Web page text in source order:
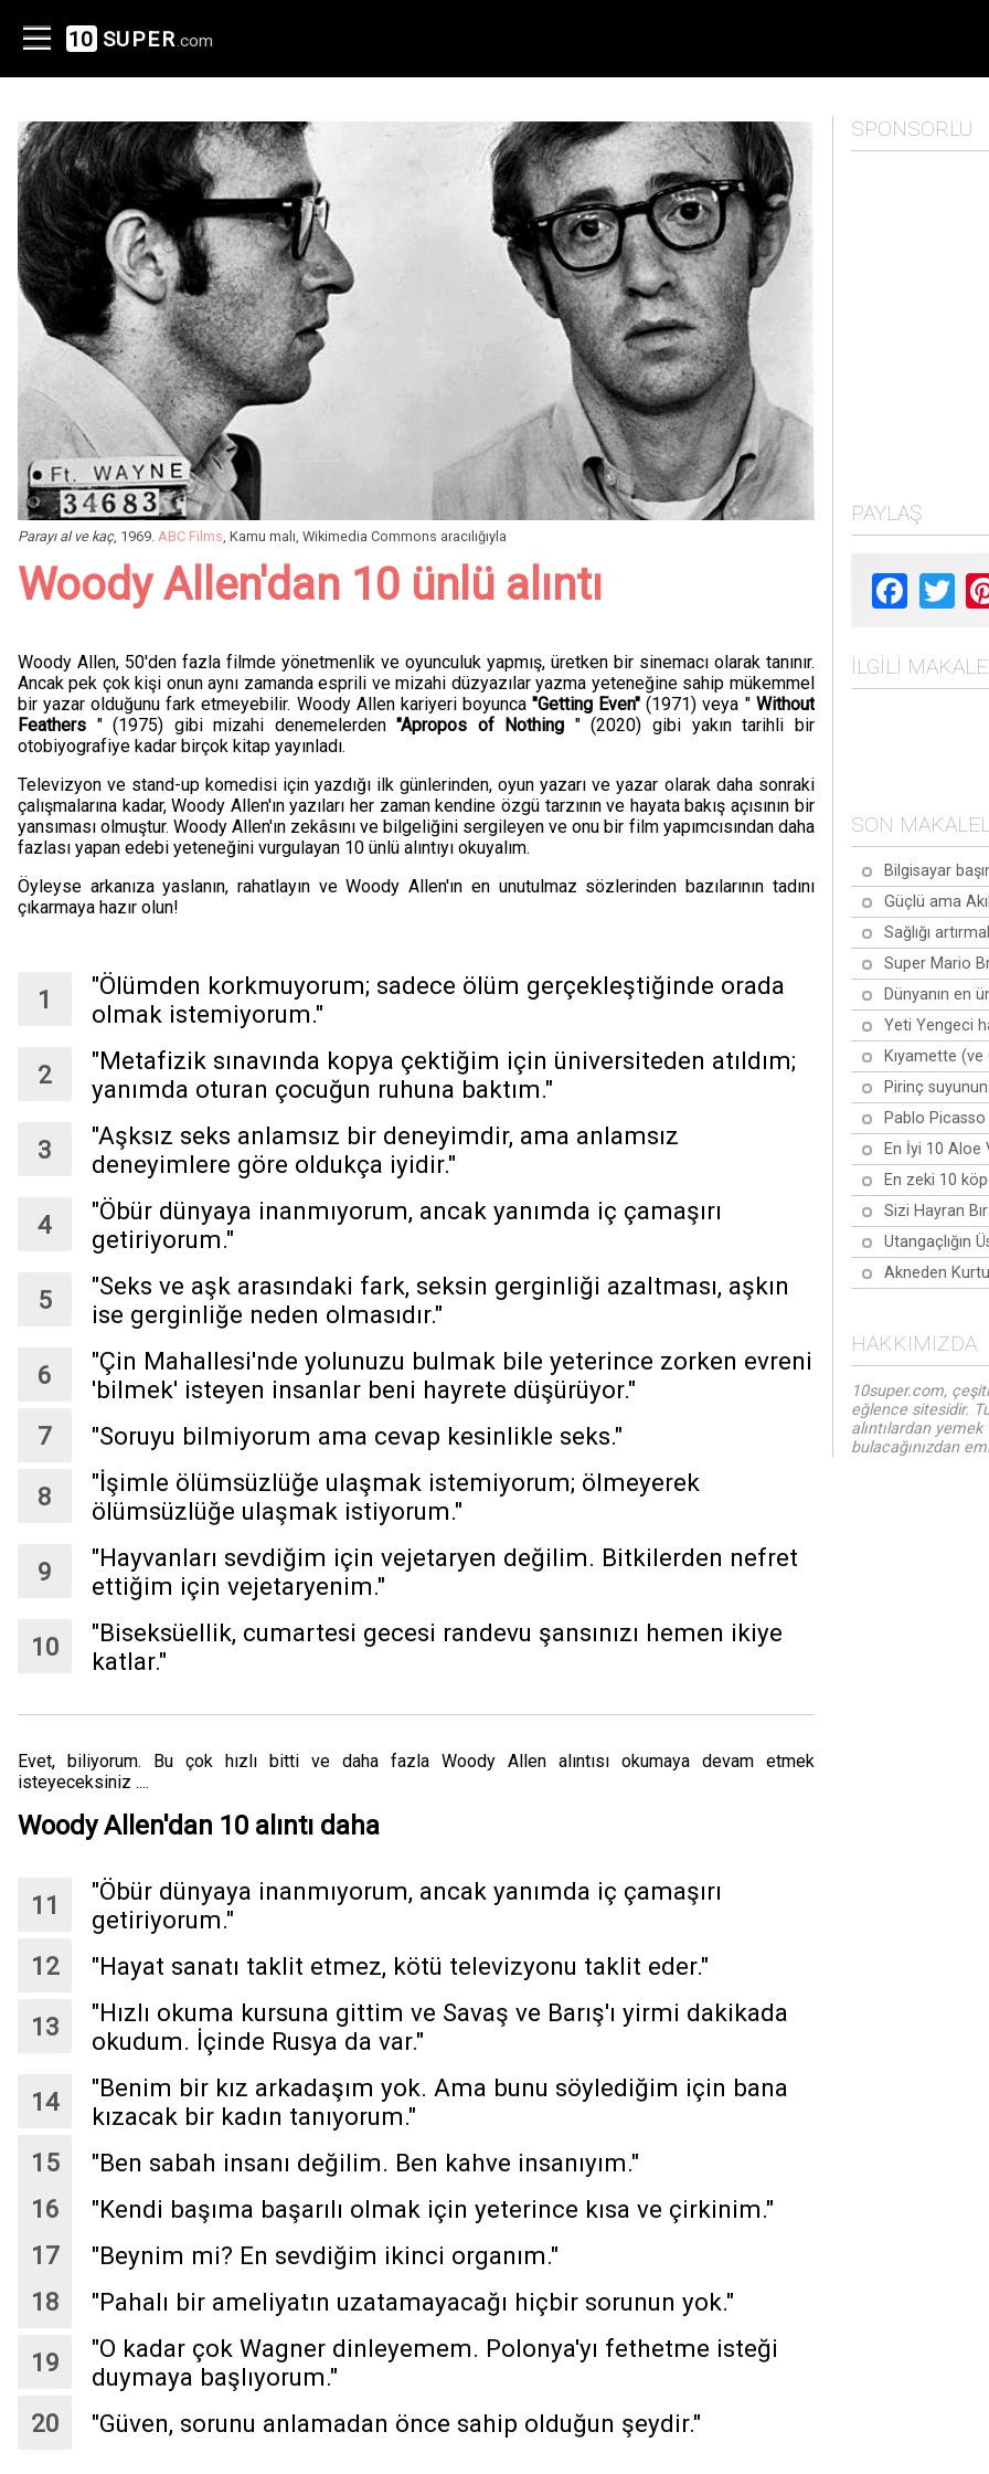
10 SUPER .com
Parayı al ve kaç, 1969. ABC Films , Kamu malı, Wikimedia Commons aracılığıyla
Woody Allen'dan 10 ünlü alıntı
Woody Allen, 50'den fazla filmde yönetmenlik ve oyunculuk yapmış, üretken bir sinemacı olarak tanınır.
Ancak pek çok kişi onun aynı zamanda esprili ve mizahi düzyazılar yazma yeteneğine sahip mükemmel
bir yazar olduğunu fark etmeyebilir. Woody Allen kariyeri boyunca"Getting Even" (1971) veya " Without
Feathers " (1975) gibi mizahi denemelerden"Apropos of Nothing " (2020) gibi yakın tarihli bir
otobiyografiye kadar birçok kitap yayınladı.
Televizyon ve stand-up komedisi için yazdığı ilk günlerinden, oyun yazarı ve yazar olarak daha sonraki
çalışmalarına kadar, Woody Allen'ın yazıları her zaman kendine özgü tarzının ve hayata bakış açısının bir
yansıması olmuştur. Woody Allen'ın zekâsını ve bilgeliğini sergileyen ve onu bir film yapımcısından daha
fazlası yapan edebi yeteneğini vurgulayan 10 ünlü alıntıyı okuyalım.
Öyleyse arkanıza yaslanın, rahatlayın ve Woody Allen'ın en unutulmaz sözlerinden bazılarının tadını
çıkarmaya hazır olun!
"Ölümden korkmuyorum; sadece ölüm gerçekleştiğinde orada
olmak istemiyorum."
"Metafizik sınavında kopya çektiğim için üniversiteden atıldım;
yanımda oturan çocuğun ruhuna baktım."
"Aşksız seks anlamsız bir deneyimdir, ama anlamsız
deneyimlere göre oldukça iyidir."
"Öbür dünyaya inanmıyorum, ancak yanımda iç çamaşırı
getiriyorum."
"Seks ve aşk arasındaki fark, seksin gerginliği azaltması, aşkın
ise gerginliğe neden olmasıdır."
"Çin Mahallesi'nde yolunuzu bulmak bile yeterince zorken evreni
'bilmek' isteyen insanlar beni hayrete düşürüyor."
"Soruyu bilmiyorum ama cevap kesinlikle seks."
"İşimle ölümsüzlüğe ulaşmak istemiyorum; ölmeyerek
ölümsüzlüğe ulaşmak istiyorum."
"Hayvanları sevdiğim için vejetaryen değilim. Bitkilerden nefret
ettiğim için vejetaryenim."
"Biseksüellik, cumartesi gecesi randevu şansınızı hemen ikiye
katlar."
Evet, biliyorum. Bu çok hızlı bitti ve daha fazla Woody Allen alıntısı okumaya devam etmek
isteyeceksiniz ....
Woody Allen'dan 10 alıntı daha
"Öbür dünyaya inanmıyorum, ancak yanımda iç çamaşırı
getiriyorum."
"Hayat sanatı taklit etmez, kötü televizyonu taklit eder."
"Hızlı okuma kursuna gittim ve Savaş ve Barış'ı yirmi dakikada
okudum. İçinde Rusya da var."
"Benim bir kız arkadaşım yok. Ama bunu söylediğim için bana
kızacak bir kadın tanıyorum."
"Ben sabah insanı değilim. Ben kahve insanıyım."
"Kendi başıma başarılı olmak için yeterince kısa ve çirkinim."
"Beynim mi? En sevdiğim ikinci organım."
"Pahalı bir ameliyatın uzatamayacağı hiçbir sorunun yok."
"O kadar çok Wagner dinleyemem. Polonya'yı fethetme isteği
duymaya başlıyorum."
"Güven, sorunu anlamadan önce sahip olduğun şeydir."
SPONSORLU
PAYLAŞ
Facebook
İLGILI
SON
Bilgisayar
Güçlü ama
Sağlığı
Super Mario
Dünyanın en
Yeti Yengeci
Kıyamette
Pirinç
Pablo
En İyi 10 Aloe
En zeki 10
Sizi Hayran
Utangaçlığın
Akneden
HAKKIMIZDA
10super.com,
eğlence sitesidir.
alıntılardan
bulacağınızdan